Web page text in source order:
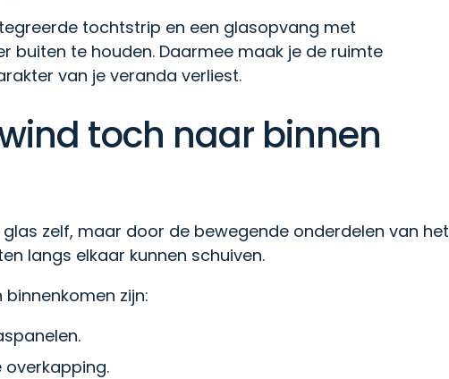
tochtstrip en een glasopvang met
buiten te houden. Daarmee maak je de ruimte
van je veranda verliest.
toch naar binnen
zelf, maar door de bewegende onderdelen van het
langs elkaar kunnen schuiven.
zijn:
overkapping.